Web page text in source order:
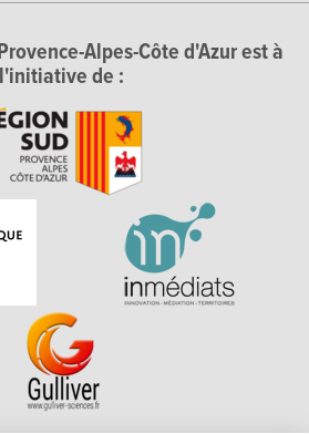
Alpes-Côte d'Azur est à
l'initiative de :